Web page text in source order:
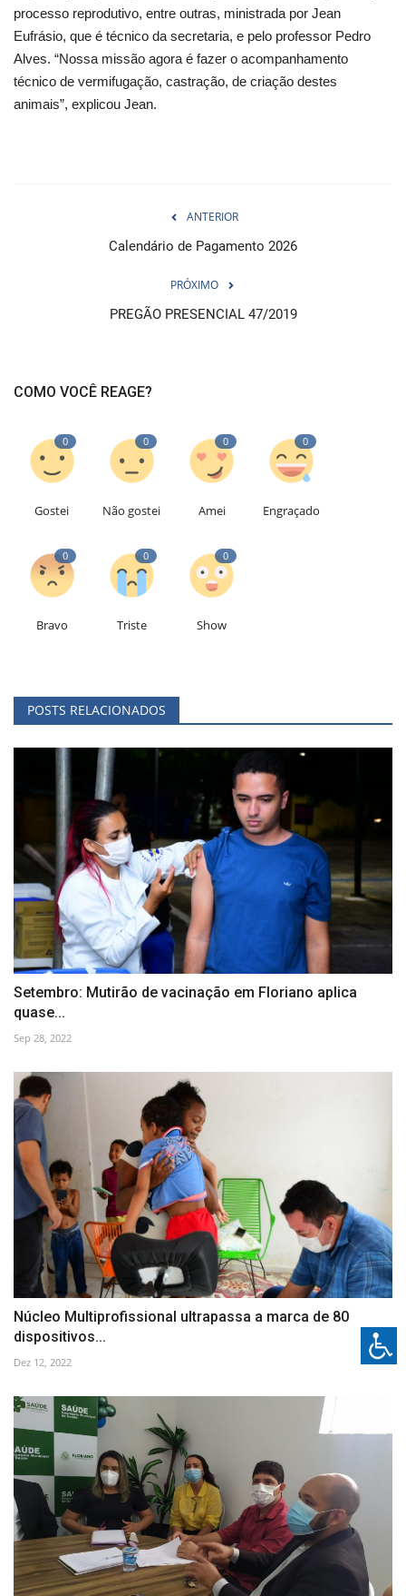
processo reprodutivo, entre outras, ministrada por Jean
Eufrásio, que é técnico da secretaria, e pelo professor Pedro
Alves. “Nossa missão agora é fazer o acompanhamento
técnico de vermifugação, castração, de criação destes
animais”, explicou Jean.
ANTERIOR
Calendário de Pagamento 2026
PRÓXIMO
PREGÃO PRESENCIAL 47/2019
COMO VOCÊ REAGE?
0
Gostei
0
Não gostei
0
Amei
0
Engraçado
0
Bravo
0
Triste
0
Show
POSTS RELACIONADOS
Setembro: Mutirão de vacinação em Floriano aplica
quase...
Sep 28, 2022
Núcleo Multiprofissional ultrapassa a marca de 80
dispositivos...
Dez 12, 2022